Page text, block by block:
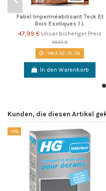
Fabel Imperméabilisant Teck Et
Bois Exotiques 1 L
47,99 € Unser bisheriger Preis
53,32 €
146d. 02 :01 :04
In den Warenkorb
Kunden, die diesen Artikel
-10%